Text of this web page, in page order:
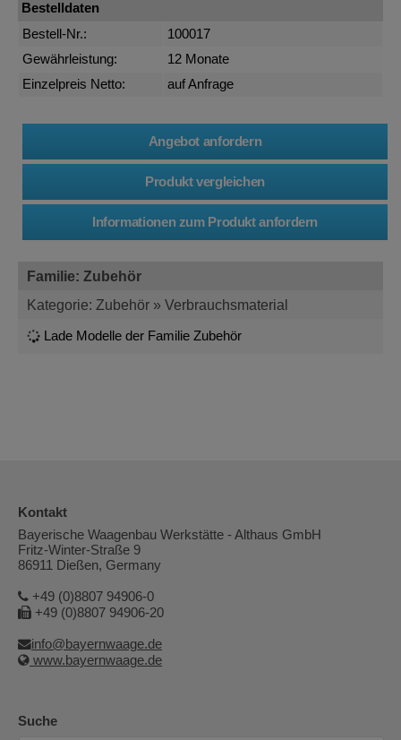
Bestelldaten
Bestell-Nr.:
100017
Gewährleistung:
12 Monate
Einzelpreis Netto:
auf Anfrage
Familie: Zubehör
Kategorie: Zubehör » Verbrauchsmaterial
Lade Modelle der Familie Zubehör
Kontakt
Bayerische Waagenbau Werkstätte - Althaus GmbH
Fritz-Winter-Straße 9
86911 Dießen, Germany
+49 (0)8807 94906-0
+49 (0)8807 94906-20
info@bayernwaage.de
www.bayernwaage.de
Suche